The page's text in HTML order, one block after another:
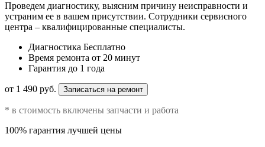
Проведем диагностику, выясним причину неисправности и
устраним ее в вашем присутствии. Сотрудники сервисного
центра – квалифицированные специалисты.
Диагностика Бесплатно
Время ремонта от 20 минут
Гарантия до 1 года
от 1 490 руб. Записаться на ремонт
* в стоимость включены запчасти и работа
100% гарантия лучшей цены